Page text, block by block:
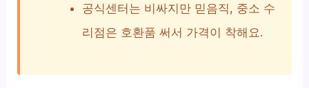
공식센터는 비싸지만 믿음직, 중소 수
리점은 호환품 써서 가격이 착해요.